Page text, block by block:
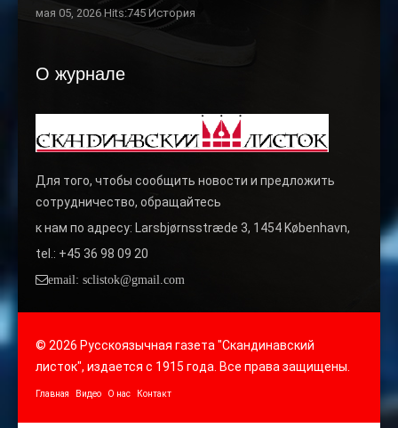
мая 05, 2026 Hits:745 История
О журнале
Для того, чтобы сообщить новости и предложить
сотрудничество, обращайтесь
к нам по адресу: Larsbjørnsstræde 3, 1454 København,
tel.: +45 36 98 09 20
email: sclistok@gmail.com
© 2026 Русскоязычная газета "Скандинавский
листок", издается с 1915 года. Все права защищены.
Главная Видео О нас Контакт